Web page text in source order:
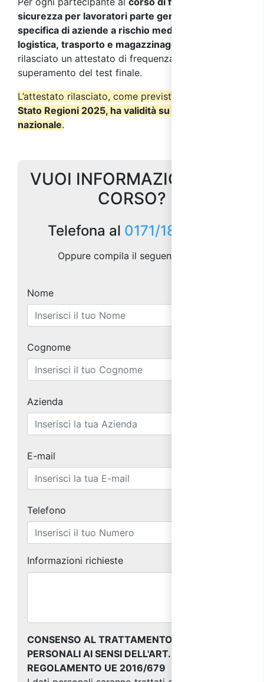
sicurezza per lavoratori parte generale+parte
specifica di aziende a rischio medio del settore
logistica, trasporto e magazzinaggio
rilasciato un attestato di frequenza a seguito del
superamento del test finale.
L’attestato rilasciato, come previsto dall’
Stato Regioni 2025, ha validità su tutto il territorio
nazionale.
VUOI INFORMAZIONI SUL
CORSO?
Telefona al 0171/1873157
Oppure compila il seguente form:
Nome
Cognome
Azienda
E-mail
Telefono
Informazioni richieste
CONSENSO AL TRATTAMENTO DEI DATI
PERSONALI AI SENSI DELL'ART. 13 DEL
REGOLAMENTO UE 2016/679